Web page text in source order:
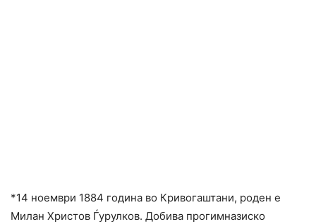
*14 ноември 1884 година во Кривогаштани, роден е
Милан Христов Ѓурулков. Добива прогимназиско